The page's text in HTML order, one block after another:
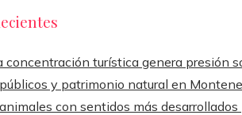
concentración turística genera presión
y patrimonio natural en
con sentidos más desarrollados